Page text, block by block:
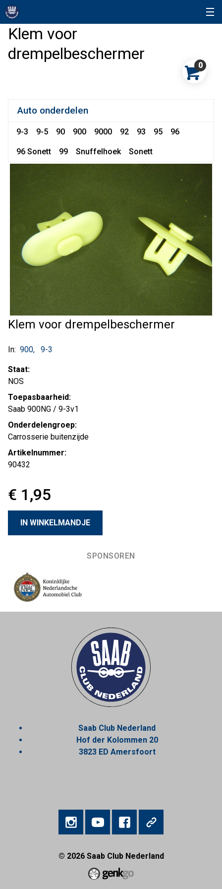
Klem voor
drempelbeschermer
0
Auto onderdelen
9-3 9-5 90 900 9000 92 93 95 96
96 Sonett 99 Snuffelhoek Sonett
Klem voor drempelbeschermer
In: 900 9-3
Staat:
NOS
Toepasbaarheid:
Saab 900NG / 9-3v1
Onderdelengroep:
Carrosserie buitenzijde
Artikelnummer:
90432
€ 1,95
SPONSOREN
Saab Club Nederland
Hof der Kolommen 20
3823 ED Amersfoort
© 2026Saab Club Nederland